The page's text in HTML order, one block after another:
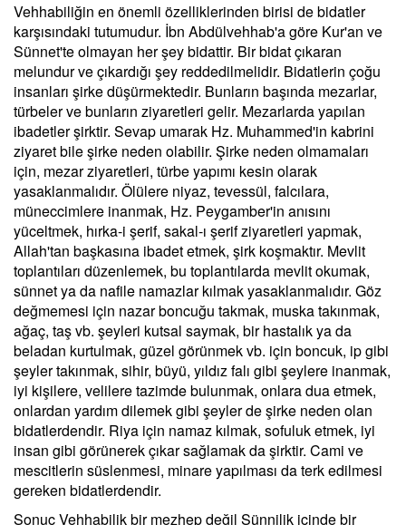
Vehhabiliğin en önemli özelliklerinden birisi de bidatler
karşısındaki tutumudur. İbn Abdülvehhab'a göre Kur'an ve
Sünnet'te olmayan her şey bidattir. Bir bidat çıkaran
melundur ve çıkardığı şey reddedilmelidir. Bidatlerin çoğu
insanları şirke düşürmektedir. Bunların başında mezarlar,
türbeler ve bunların ziyaretleri gelir. Mezarlarda yapılan
ibadetler şirktir. Sevap umarak Hz. Muhammed'in kabrini
ziyaret bile şirke neden olabilir. Şirke neden olmamaları
için, mezar ziyaretleri, türbe yapımı kesin olarak
yasaklanmalıdır. Ölülere niyaz, tevessül, falcılara,
müneccimlere inanmak, Hz. Peygamber'in anısını
yüceltmek, hırka-i şerif, sakal-ı şerif ziyaretleri yapmak,
Allah'tan başkasına ibadet etmek, şirk koşmaktır. Mevlit
toplantıları düzenlemek, bu toplantılarda mevlit okumak,
sünnet ya da nafile namazlar kılmak yasaklanmalıdır. Göz
değmemesi için nazar boncuğu takmak, muska takınmak,
ağaç, taş vb. şeyleri kutsal saymak, bir hastalık ya da
beladan kurtulmak, güzel görünmek vb. için boncuk, ip gibi
şeyler takınmak, sihir, büyü, yıldız falı gibi şeylere inanmak,
iyi kişilere, velilere tazimde bulunmak, onlara dua etmek,
onlardan yardım dilemek gibi şeyler de şirke neden olan
bidatlerdendir. Riya için namaz kılmak, sofuluk etmek, iyi
insan gibi görünerek çıkar sağlamak da şirktir. Cami ve
mescitlerin süslenmesi, minare yapılması da terk edilmesi
gereken bidatlerdendir.
Sonuç Vehhabilik bir mezhep değil Sünnilik içinde bir